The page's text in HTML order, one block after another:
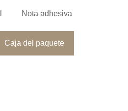
Nota adhesiva
Caja del paquete